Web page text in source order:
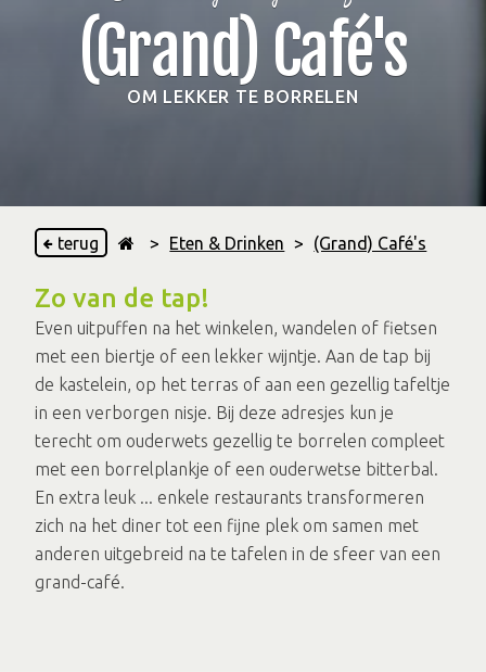
(Grand) Café's
OM LEKKER TE BORRELEN
terug > Eten & Drinken > (Grand) Café's
Zo van de tap!
Even uitpuffen na het winkelen, wandelen of fietsen
met een biertje of een lekker wijntje. Aan de tap bij
de kastelein, op het terras of aan een gezellig tafeltje
in een verborgen nisje. Bij deze adresjes kun je
terecht om ouderwets gezellig te borrelen compleet
met een borrelplankje of een ouderwetse bitterbal.
En extra leuk ... enkele restaurants transformeren
zich na het diner tot een fijne plek om samen met
anderen uitgebreid na te tafelen in de sfeer van een
grand-café.